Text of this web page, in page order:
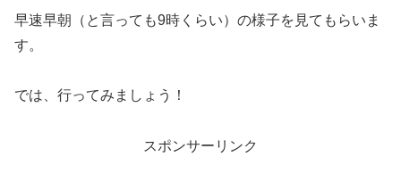
早速早朝（と言っても9時くらい）の様子を見てもらいま
す。
では、行ってみましょう！
スポンサーリンク